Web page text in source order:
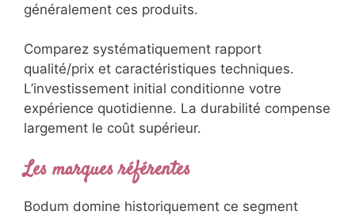
généralement ces produits.
Comparez systématiquement rapport
qualité/prix et caractéristiques techniques.
L’investissement initial conditionne votre
expérience quotidienne. La durabilité compense
largement le coût supérieur.
Les marques référentes
Bodum domine historiquement ce segment